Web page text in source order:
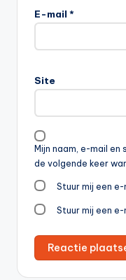
E-mail *
Site
Mijn naam, e-mail
de volgende keer
Stuur mij een
Stuur mij een